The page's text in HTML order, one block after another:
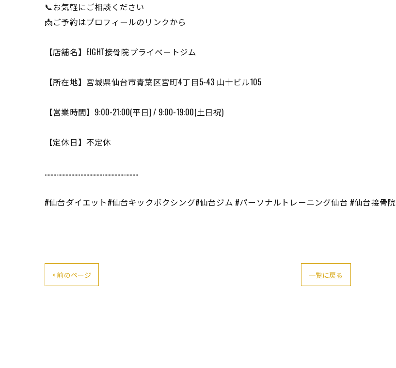
📞お気軽にご相談ください
📩ご予約はプロフィールのリンクから
【店舗名】EIGHT接骨院プライベートジム
【所在地】宮城県仙台市青葉区宮町4丁目5-43 山十ビル105
【営業時間】9:00-21:00(平日) / 9:00-19:00(土日祝)
【定休日】不定休
………………………………………………………
#仙台ダイエット#仙台キックボクシング#仙台ジム #パーソナルトレーニング仙台 #仙台接骨院
< 前のページ 一覧に戻る